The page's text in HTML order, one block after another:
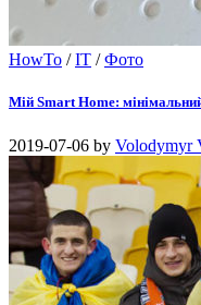
HowTo /IT /Фото
Мій Smart Home:
2019-07-06 by Volodymyr